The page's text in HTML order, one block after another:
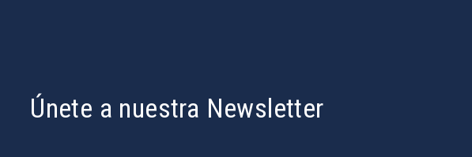
Únete a nuestra Newsletter